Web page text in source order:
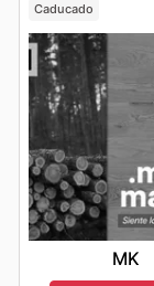
Caducado
MK